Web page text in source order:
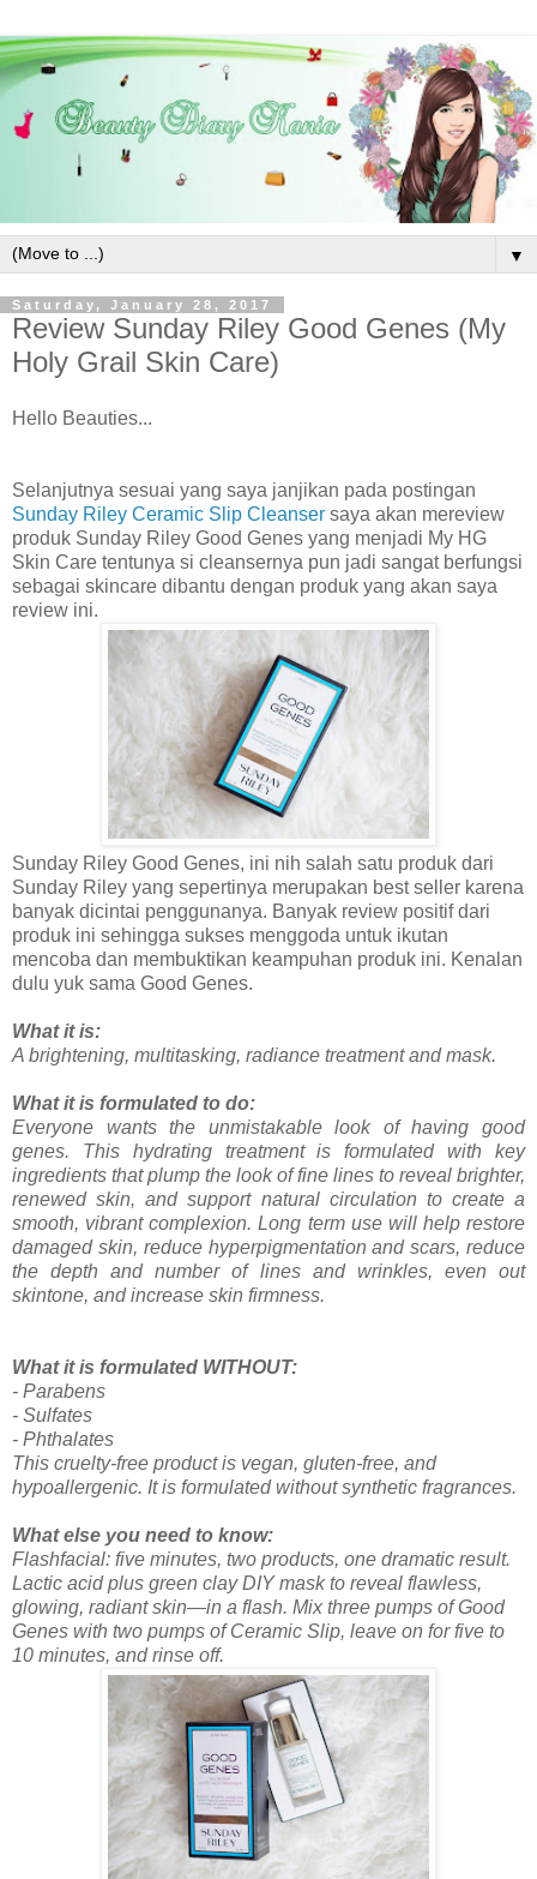
▼
Saturday, January 28, 2017
Review Sunday Riley Good Genes (My
Holy Grail Skin Care)
Hello Beauties...
Selanjutnya sesuai yang saya janjikan pada postingan
Sunday Riley Ceramic Slip Cleanser saya akan mereview
produk Sunday Riley Good Genes yang menjadi My HG
Skin Care tentunya si cleansernya pun jadi sangat berfungsi
sebagai skincare dibantu dengan produk yang akan saya
review ini.
Sunday Riley Good Genes, ini nih salah satu produk dari
Sunday Riley yang sepertinya merupakan best seller karena
banyak dicintai penggunanya. Banyak review positif dari
produk ini sehingga sukses menggoda untuk ikutan
mencoba dan membuktikan keampuhan produk ini. Kenalan
dulu yuk sama Good Genes.
What it is:
A brightening, multitasking, radiance treatment and mask.
What it is formulated to do:
Everyone wants the unmistakable look of having good
genes. This hydrating treatment is formulated with key
ingredients that plump the look of fine lines to reveal brighter,
renewed skin, and support natural circulation to create a
smooth, vibrant complexion. Long term use will help restore
damaged skin, reduce hyperpigmentation and scars, reduce
the depth and number of lines and wrinkles, even out
skintone, and increase skin firmness.
What it is formulated WITHOUT:
- Parabens
- Sulfates
- Phthalates
This cruelty-free product is vegan, gluten-free, and
hypoallergenic. It is formulated without synthetic fragrances.
What else you need to know:
Flashfacial: five minutes, two products, one dramatic result.
Lactic acid plus green clay DIY mask to reveal flawless,
glowing, radiant skin—in a flash. Mix three pumps of Good
Genes with two pumps of Ceramic Slip, leave on for five to
10 minutes, and rinse off.